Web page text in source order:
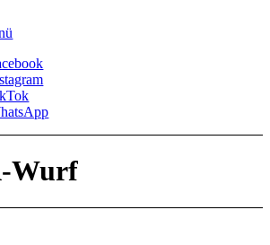
Wurf